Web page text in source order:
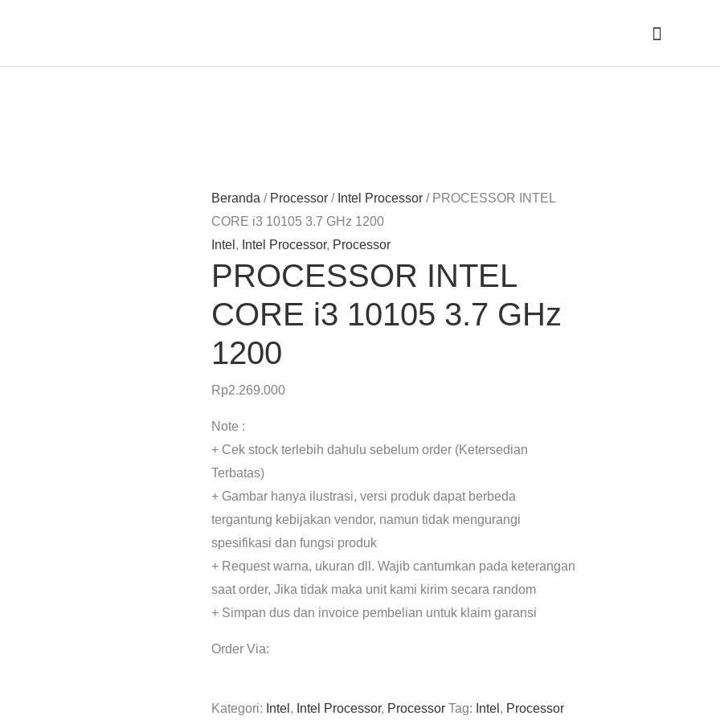
Cari
Beranda / Processor / Intel Processor / PROCESSOR INTEL
CORE i3 10105 3.7 GHz 1200
Intel , Intel Processor, Processor
PROCESSOR INTEL
CORE i3 10105 3.7 GHz
1200
Rp2.269.000
Note :
+ Cek stock terlebih dahulu sebelum order (Ketersedian
Terbatas)
+ Gambar hanya ilustrasi, versi produk dapat berbeda
tergantung kebijakan vendor, namun tidak mengurangi
spesifikasi dan fungsi produk
+ Request warna, ukuran dll. Wajib cantumkan pada keterangan
saat order, Jika tidak maka unit kami kirim secara random
+ Simpan dus dan invoice pembelian untuk klaim garansi
Order Via:
Kategori: Intel , Intel Processor, Processor Tag: Intel , Processor